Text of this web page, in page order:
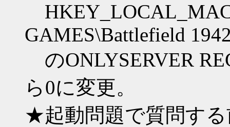
GAMES\Battlefield
のONLYSERVER
ら0に変更。
★起動問題で質問する